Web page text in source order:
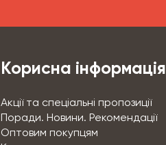
Корисна інформація
Акції та спеціальні пропозиції
Поради. Новини. Рекомендації
Оптовим покупцям